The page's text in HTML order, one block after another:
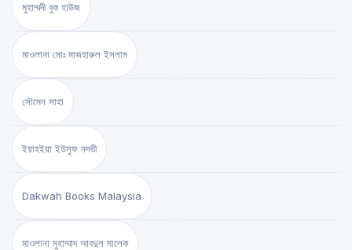
মুহাম্মদী বুক হাউজ
মাওলানা মোঃ মাজহারুল ইসলাম
সৌমেন সাহা
ইয়াহইয়া ইউসুফ নদভী
Dakwah Books Malaysia
মাওলানা মুহাম্মাদ আবদুল মালেক